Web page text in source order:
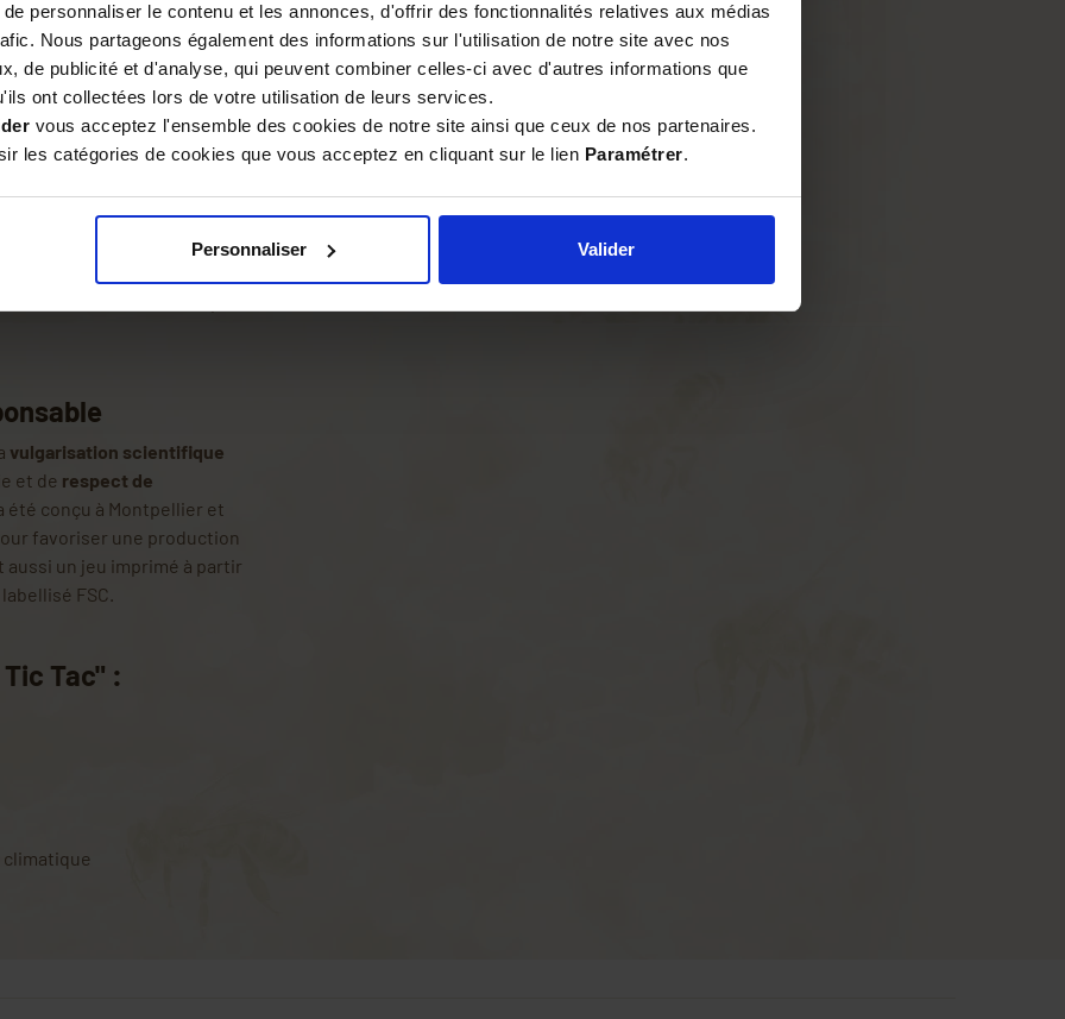
personnaliser le contenu et les annonces, d'offrir des fonctionnalités relatives aux médias
Nous partageons également des informations sur l'utilisation de notre site avec nos
de publicité et d'analyse, qui peuvent combiner celles-ci avec d'autres informations que
ont collectées lors de votre utilisation de leurs services.
vous acceptez l'ensemble des cookies de notre site ainsi que ceux de nos partenaires.
les catégories de cookies que vous acceptez en cliquant sur le lien Paramétrer.
Personnaliser Valider
« Action » restantes et
du dérèglement
Climat Tic-Tac ! Les
tous les effets indiqués.
ensemble, s’ils
et àpréserver
, le tout pendant six
de Climat Tic-Tac si
de CO₂ sont trop
vulgarisation scientifique
et de respect de
été conçu à Montpellier et
favoriser une production
aussi un jeu imprimé à partir
FSC.
Tac" :